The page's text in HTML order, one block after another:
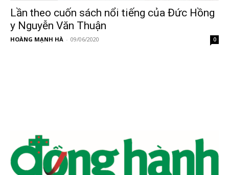
Lần theo cuốn sách nổi tiếng của Đức Hồng
y Nguyễn Văn Thuận
HOÀNG MẠNH HÀ - 09/06/2020 0